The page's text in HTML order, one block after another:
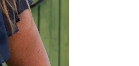
von Isa zu besuchen und kann es
der wie ein Gewitter Klarheit in
von Juliane
eigenen Kern aus Werten und